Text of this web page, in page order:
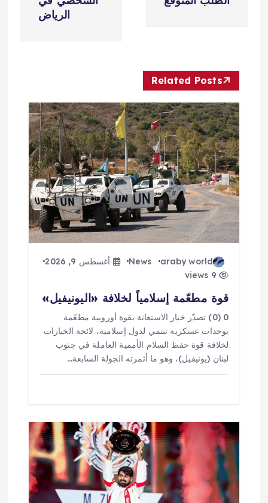
م
ق
ت
الرياض
Related Posts
araby world
News
أغسطس 9, 2026
9 views
قوة مطعّمة إسلامياً لخلافة «اليونيفيل»
0 (0) تصدّر خيار الاستعانة بقوة أوروبية مطعّمة
بوحدات عسكرية تنتمي لدول إسلامية، لائحة الخيارات
لخلافة قوة حفظ السلام الأممية العاملة في جنوب
لبنان (يونيفيل)، وهو ما أثمرته الجولة السابعة…